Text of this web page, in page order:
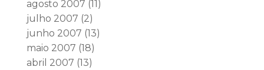
agosto 2007 (11)
julho 2007 (2)
junho 2007 (13)
maio 2007 (18)
abril 2007 (13)